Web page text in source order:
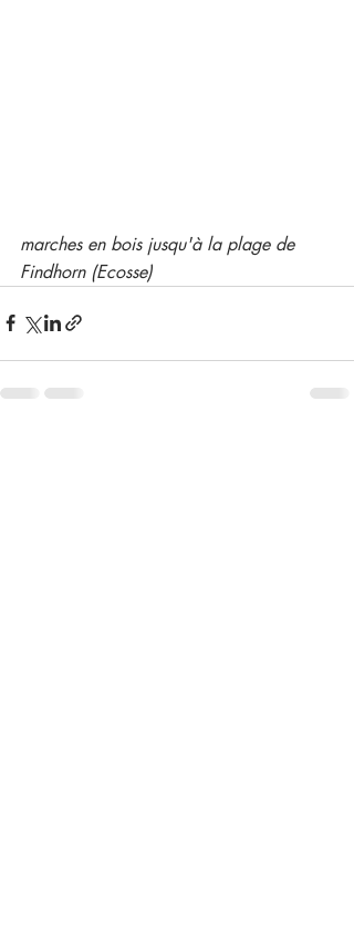
marches en bois jusqu'à la plage de
Findhorn (Ecosse)